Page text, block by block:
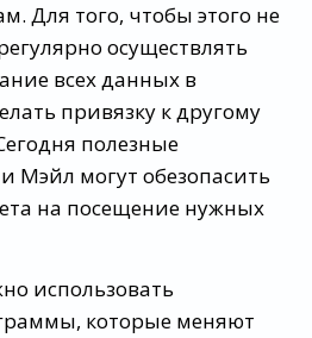
Для того, чтобы этого не
осуществлять
всех данных в
привязку к другому
полезные
Мэйл могут обезопасить
на посещение нужных
использовать
которые меняют